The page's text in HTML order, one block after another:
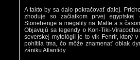
A takto by sa dalo pokračovať ďalej.
zhoduje so začiatkom prvej
Stonehenge a megality na Malte a s
Objavujú sa legendy o Kon-Tiki-
severskej mytológii je to vlk Fenrir, ktorý
pohltila tma, čo môže znamenať oblak
zániku Atlantídy.